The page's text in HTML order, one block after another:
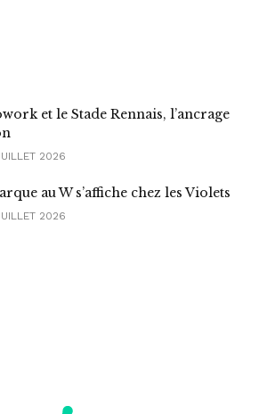
et le Stade Rennais, l’ancrage
2026
au W s’affiche chez les Violets
2026